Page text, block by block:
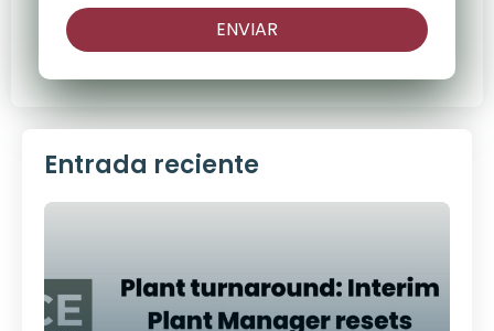
ENVIAR
Entrada reciente